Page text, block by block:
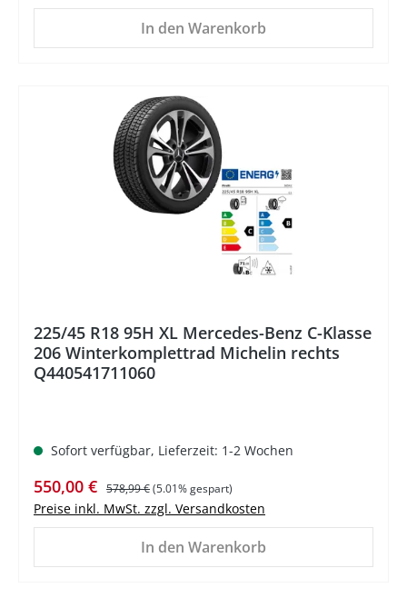
In den Warenkorb
225/45 R18 95H XL Mercedes-Benz C-Klasse
206 Winterkomplettrad Michelin rechts
Q440541711060
Sofort verfügbar, Lieferzeit: 1-2 Wochen
Verkaufspreis:
550,00 € Regulärer Preis:
578,99 €(5.01% gespart)
Preise inkl. MwSt. zzgl. Versandkosten
In den Warenkorb